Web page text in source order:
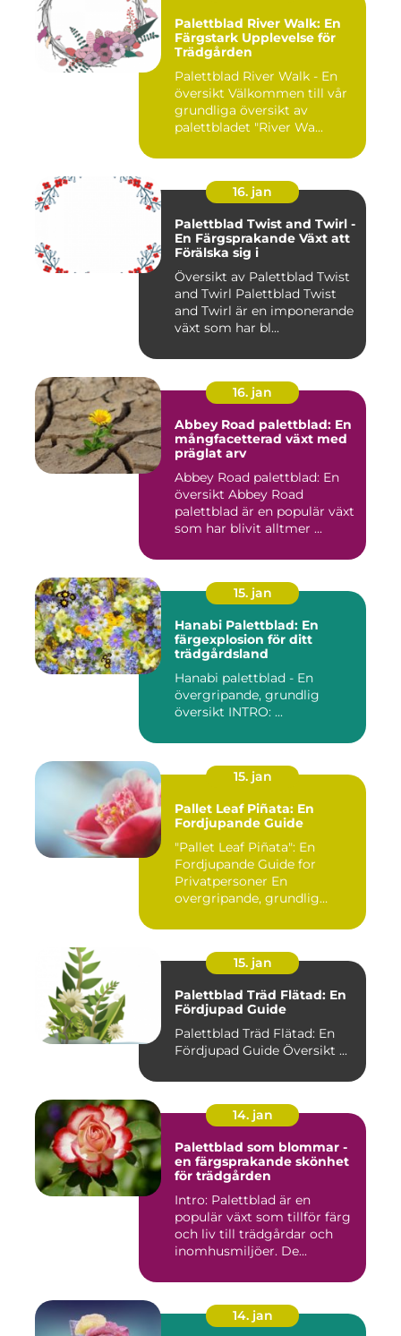
Palettblad River Walk: En
Färgstark Upplevelse för
Trädgården
Palettblad River Walk - En
översikt Välkommen till vår
grundliga översikt av
palettbladet "River Wa...
16. jan
Palettblad Twist and Twirl -
En Färgsprakande Växt att
Förälska sig i
Översikt av Palettblad Twist
and Twirl Palettblad Twist
and Twirl är en imponerande
växt som har bl...
16. jan
Abbey Road palettblad: En
mångfacetterad växt med
präglat arv
Abbey Road palettblad: En
översikt Abbey Road
palettblad är en populär växt
som har blivit alltmer ...
15. jan
Hanabi Palettblad: En
färgexplosion för ditt
trädgårdsland
Hanabi palettblad - En
övergripande, grundlig
översikt INTRO: ...
15. jan
Pallet Leaf Piñata: En
Fordjupande Guide
"Pallet Leaf Piñata": En
Fordjupande Guide for
Privatpersoner En
overgripande, grundlig
15. jan
Palettblad Träd Flätad: En
Fördjupad Guide
Palettblad Träd Flätad: En
Fördjupad Guide Översikt ...
14. jan
Palettblad som blommar -
en färgsprakande skönhet
för trädgården
Intro: Palettblad är en
populär växt som tillför färg
och liv till trädgårdar och
inomhusmiljöer. De...
14. jan